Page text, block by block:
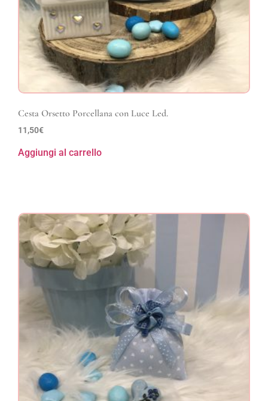
Cesta Orsetto Porcellana con Luce Led.
11,50€
Aggiungi al carrello